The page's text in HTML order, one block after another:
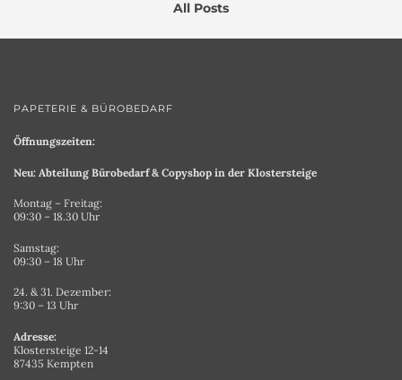
All Posts
PAPETERIE & BÜROBEDARF
Öffnungszeiten:
Neu: Abteilung Bürobedarf & Copyshop in der Klostersteige
Montag – Freitag:
09:30 – 18.30 Uhr
Samstag:
09:30 – 18 Uhr
24. & 31. Dezember:
9:30 – 13 Uhr
Adresse:
Klostersteige 12-14
87435 Kempten